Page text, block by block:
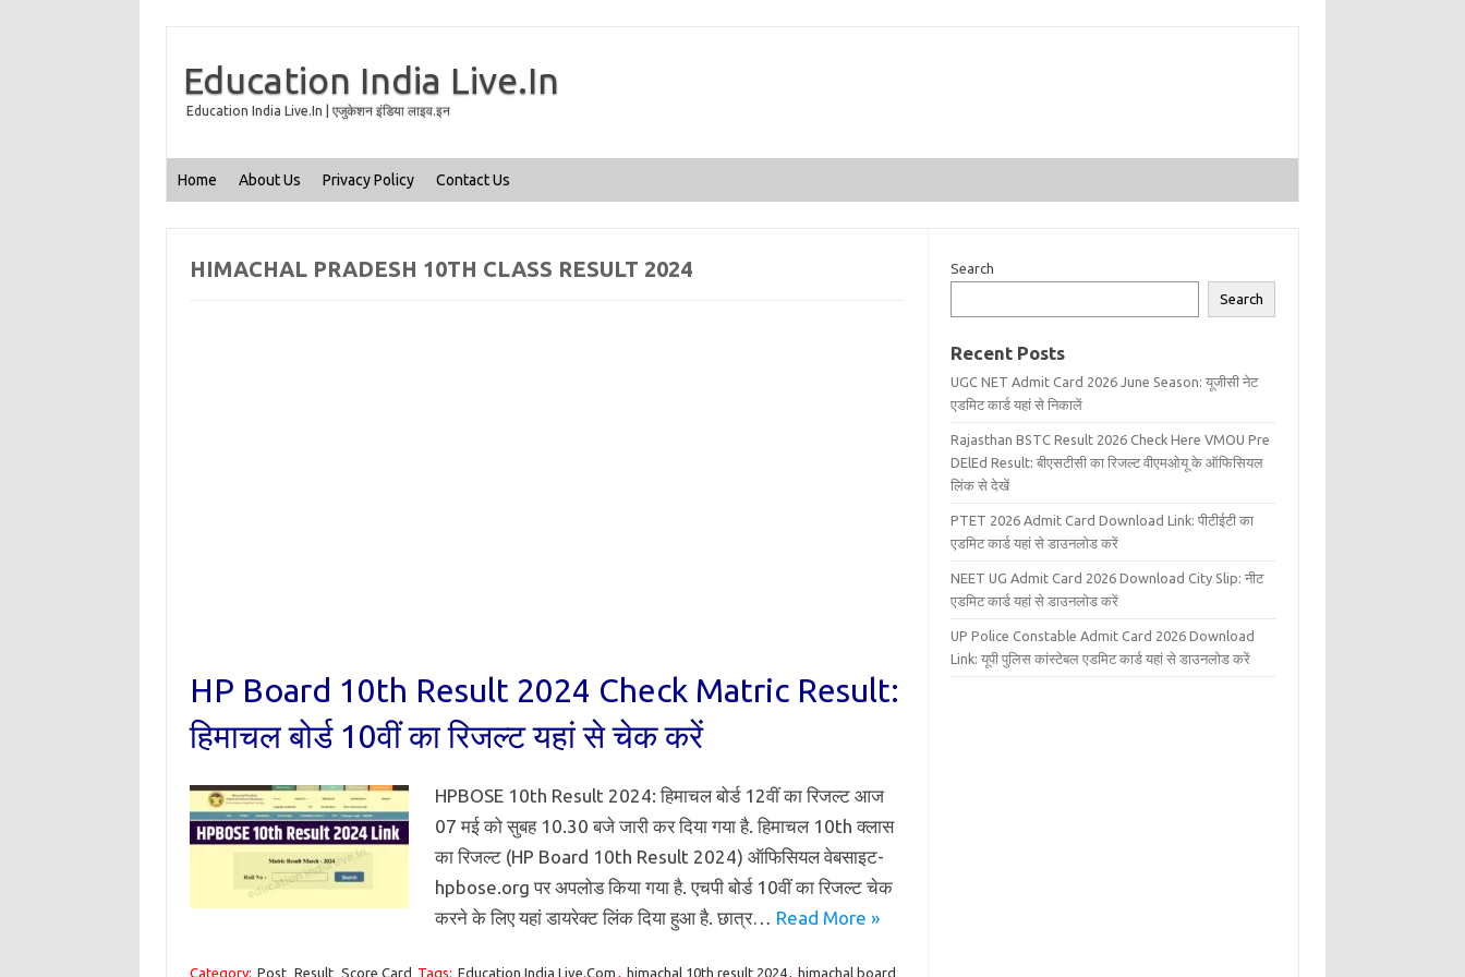
Education India Live.In
Education India Live.In | एजुकेशन इंडिया लाइव.इन
Home About Us Privacy Policy Contact Us
HIMACHAL PRADESH 10TH CLASS RESULT 2024
HP Board 10th Result 2024 Check Matric Result:
हिमाचल बोर्ड 10वीं का रिजल्ट यहां से चेक करें
HPBOSE 10th Result 2024: हिमाचल बोर्ड 12वीं का रिजल्ट आज
07 मई को सुबह 10.30 बजे जारी कर दिया गया है. हिमाचल 10th क्लास
का रिजल्ट (HP Board 10th Result 2024) ऑफिसियल वेबसाइट-
hpbose.org पर अपलोड किया गया है. एचपी बोर्ड 10वीं का रिजल्ट चेक
करने के लिए यहां डायरेक्ट लिंक दिया हुआ है. छात्र… Read More »
Category: Post Result Score Card Tags: Education India Live.Com , himachal 10th result 2024, himachal board
Search
Search
Recent Posts
UGC NET Admit Card 2026 June Season: यूजीसी नेट
एडमिट कार्ड यहां से निकालें
Rajasthan BSTC Result 2026 Check Here VMOU Pre
DElEd Result: बीएसटीसी का रिजल्ट वीएमओयू के ऑफिसियल
लिंक से देखें
PTET 2026 Admit Card Download Link: पीटीईटी का
एडमिट कार्ड यहां से डाउनलोड करें
NEET UG Admit Card 2026 Download City Slip: नीट
एडमिट कार्ड यहां से डाउनलोड करें
UP Police Constable Admit Card 2026 Download
Link: यूपी पुलिस कांस्टेबल एडमिट कार्ड यहां से डाउनलोड करें